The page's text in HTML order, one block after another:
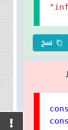
نسخ content_copy